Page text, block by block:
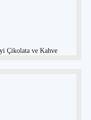
Çikolata ve Kahve